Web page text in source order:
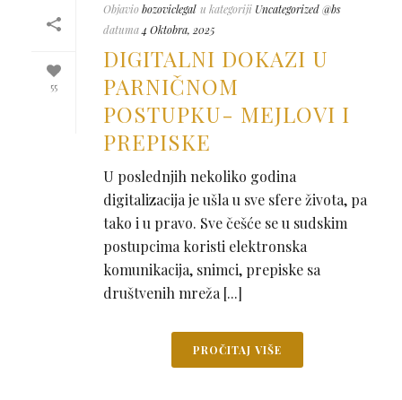
55
Objaviobozoviclegal u kategoriji Uncategorized @bs
datuma4 Oktobra, 2025
DIGITALNI DOKAZI U
PARNIČNOM
POSTUPKU- MEJLOVI I
PREPISKE
U poslednjih nekoliko godina
digitalizacija je ušla u sve sfere života, pa
tako i u pravo. Sve češće se u sudskim
postupcima koristi elektronska
komunikacija, snimci, prepiske sa
društvenih mreža [...]
PROČITAJ VIŠE